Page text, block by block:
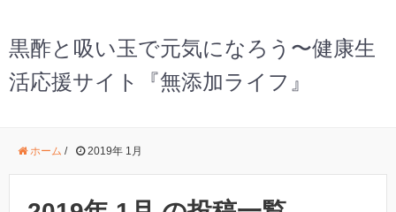
黒酢と吸い玉で元気になろう〜健康生
活応援サイト『無添加ライフ』
ホーム / 2019年 1月